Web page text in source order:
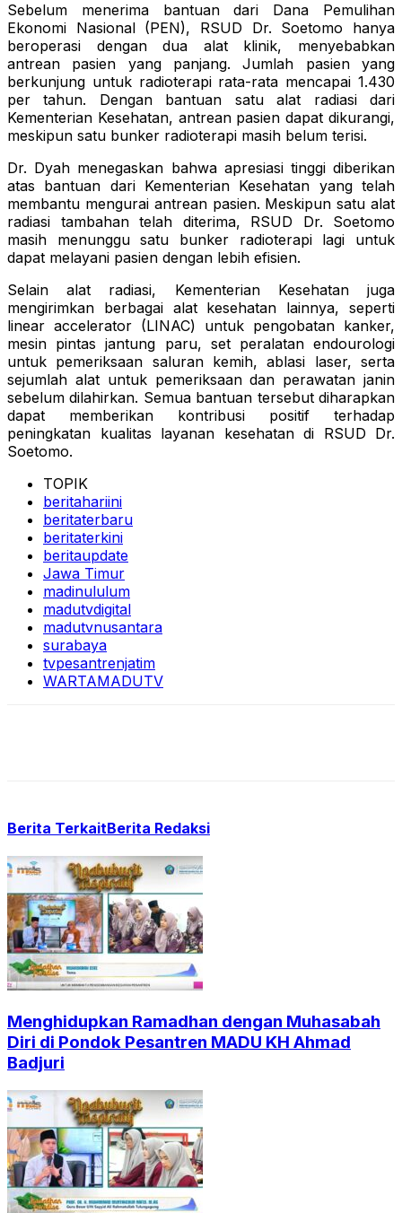
Sebelum menerima bantuan dari Dana Pemulihan
Ekonomi Nasional (PEN), RSUD Dr. Soetomo hanya
beroperasi dengan dua alat klinik, menyebabkan
antrean pasien yang panjang. Jumlah pasien yang
berkunjung untuk radioterapi rata-rata mencapai 1.430
per tahun. Dengan bantuan satu alat radiasi dari
Kementerian Kesehatan, antrean pasien dapat dikurangi,
meskipun satu bunker radioterapi masih belum terisi.
Dr. Dyah menegaskan bahwa apresiasi tinggi diberikan
atas bantuan dari Kementerian Kesehatan yang telah
membantu mengurai antrean pasien. Meskipun satu alat
radiasi tambahan telah diterima, RSUD Dr. Soetomo
masih menunggu satu bunker radioterapi lagi untuk
dapat melayani pasien dengan lebih efisien.
Selain alat radiasi, Kementerian Kesehatan juga
mengirimkan berbagai alat kesehatan lainnya, seperti
linear accelerator (LINAC) untuk pengobatan kanker,
mesin pintas jantung paru, set peralatan endourologi
untuk pemeriksaan saluran kemih, ablasi laser, serta
sejumlah alat untuk pemeriksaan dan perawatan janin
sebelum dilahirkan. Semua bantuan tersebut diharapkan
dapat memberikan kontribusi positif terhadap
peningkatan kualitas layanan kesehatan di RSUD Dr.
Soetomo.
TOPIK
beritahariini
beritaterbaru
beritaterkini
beritaupdate
Jawa Timur
madinululum
madutvdigital
madutvnusantara
surabaya
tvpesantrenjatim
WARTAMADUTV
Berita TerkaitBerita Redaksi
Menghidupkan Ramadhan dengan Muhasabah
Diri di Pondok Pesantren MADU KH Ahmad
Badjuri